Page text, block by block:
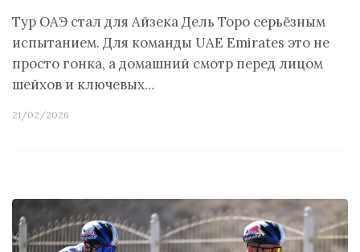
Тур ОАЭ стал для Айзека Дель Торо серьёзным
испытанием. Для команды UAE Emirates это не
просто гонка, а домашний смотр перед лицом
шейхов и ключевых…
21/02/2026